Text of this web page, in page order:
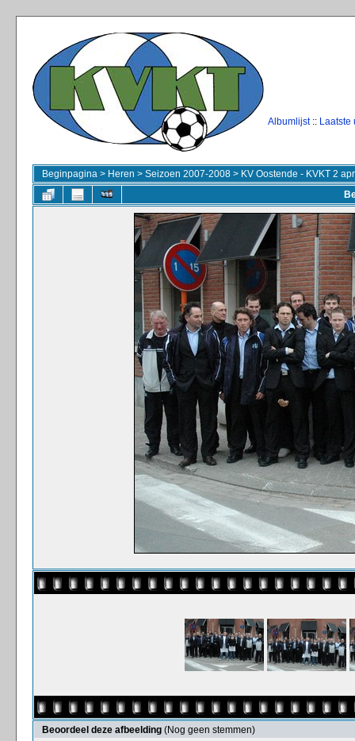
Albumlijst:: Laatste
Beginpagina > Heren > Seizoen 2007-2008 > KV Oostende - KVKT 2
Beoordeel deze afbeelding (Nog geen stemmen)